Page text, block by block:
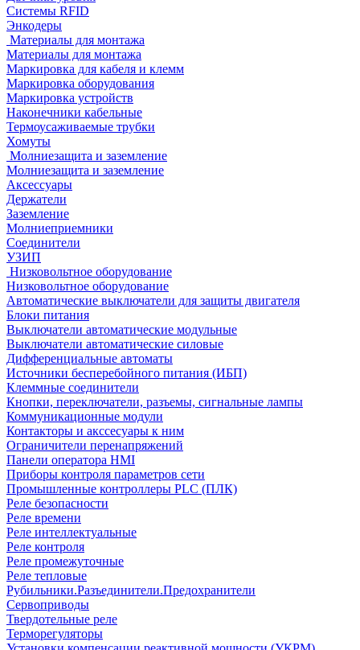
Системы RFID
Энкодеры
Материалы для монтажа
Материалы для монтажа
Маркировка для кабеля и клемм
Маркировка оборудования
Маркировка устройств
Наконечники кабельные
Термоусаживаемые трубки
Хомуты
Молниезащита и заземление
Молниезащита и заземление
Аксессуары
Держатели
Заземление
Молниеприемники
Соединители
УЗИП
Низковольтное оборудование
Низковольтное оборудование
Автоматические выключатели для защиты двигателя
Блоки питания
Выключатели автоматические модульные
Выключатели автоматические силовые
Дифференциальные автоматы
Источники бесперебойного питания (ИБП)
Клеммные соединители
Кнопки, переключатели, разъемы, сигнальные лампы
Коммуникационные модули
Контакторы и акссесуары к ним
Ограничители перенапряжений
Панели оператора HMI
Приборы контроля параметров сети
Промышленные контроллеры PLC (ПЛК)
Реле безопасности
Реле времени
Реле интеллектуальные
Реле контроля
Реле промежуточные
Реле тепловые
Рубильники.Разъединители.Предохранители
Сервоприводы
Твердотельные реле
Терморегуляторы